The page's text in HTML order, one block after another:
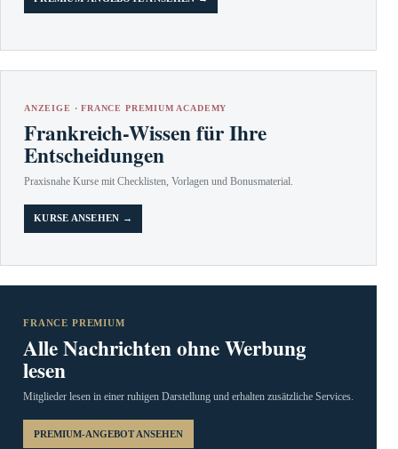
ANZEIGE · FRANCE PREMIUM ACADEMY
Frankreich-Wissen für Ihre
Entscheidungen
Praxisnahe Kurse mit Checklisten, Vorlagen und Bonusmaterial.
KURSE ANSEHEN →
FRANCE PREMIUM
Alle Nachrichten ohne Werbung
lesen
Mitglieder lesen in einer ruhigen Darstellung und erhalten zusätzliche Services.
PREMIUM-ANGEBOT ANSEHEN